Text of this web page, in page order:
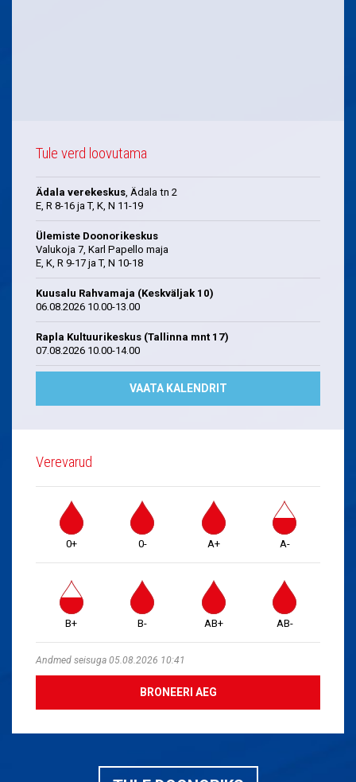
Tule verd loovutama
Ädala verekeskus, Ädala tn 2
E, R 8-16 ja T, K, N 11-19
Ülemiste Doonorikeskus
Valukoja 7, Karl Papello maja
E, K, R 9-17 ja T, N 10-18
Kuusalu Rahvamaja (Keskväljak 10)
06.08.2026 10.00-13.00
Rapla Kultuurikeskus (Tallinna mnt 17)
07.08.2026 10.00-14.00
VAATA KALENDRIT
Verevarud
0+ 0- A+ A-
B+ B- AB+ AB-
Andmed seisuga 05.08.2026 10:41
BRONEERI AEG